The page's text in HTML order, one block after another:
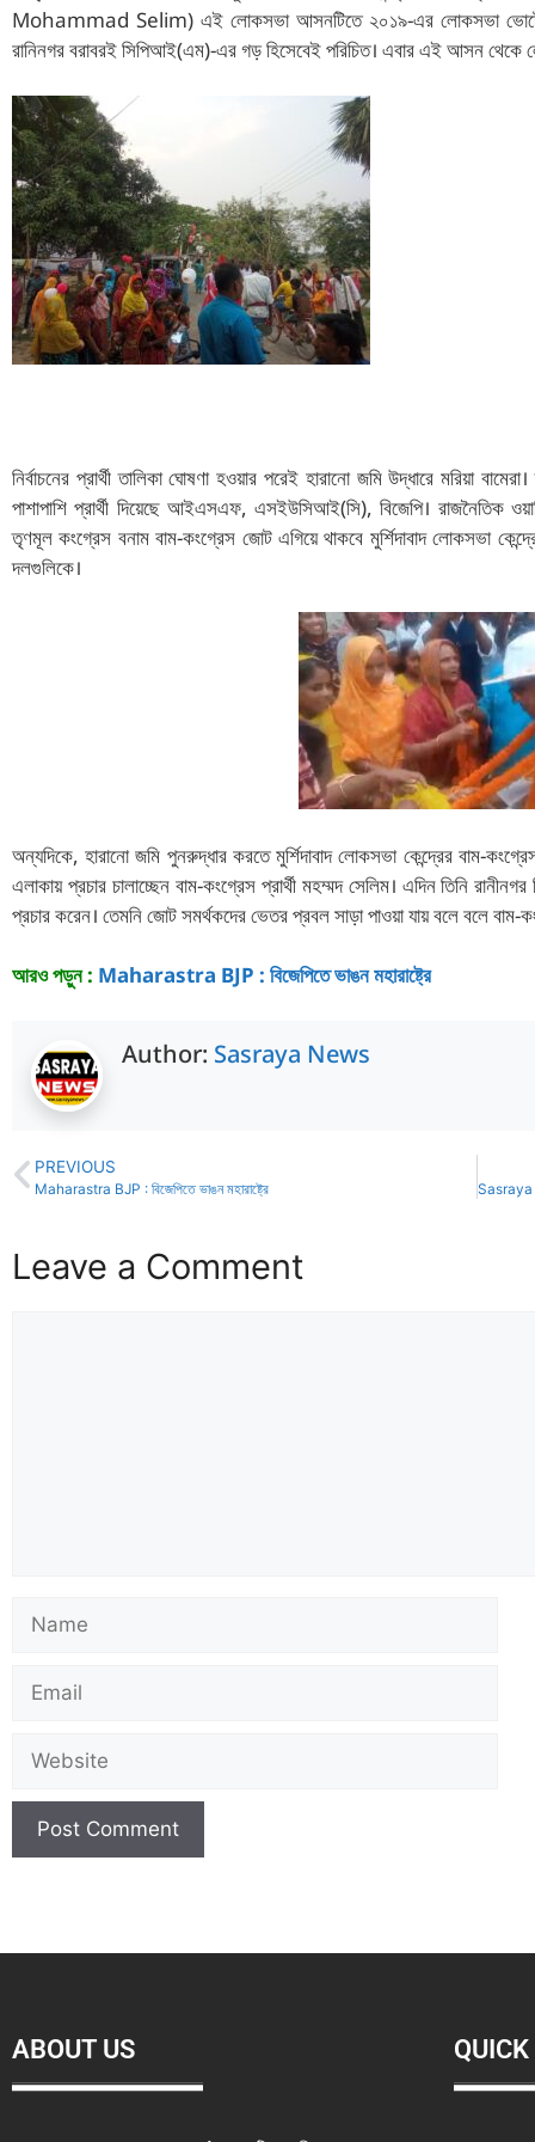
s
A
p
p
e
o
o
k
l e p g
ra
m
er e
Mohammad Selim) এই লোকসভা আসনটিতে ২০১৯-এর লোকসভা ভোটে
রানিনগর বরাবরই সিপিআই(এম)-এর গড় হিসেবেই পরিচিত। এবার এই আসন থেকে
নির্বাচনের প্রার্থী তালিকা ঘোষণা হওয়ার পরেই হারানো জমি উদ্ধারে মরিয়া
পাশাপাশি প্রার্থী দিয়েছে আইএসএফ, এসইউসিআই(সি), বিজেপি। রাজনৈতিক
তৃণমূল কংগ্রেস বনাম বাম-কংগ্রেস জোট এগিয়ে থাকবে মুর্শিদাবাদ লোকসভা
দলগুলিকে।
অন্যদিকে, হারানো জমি পুনরুদ্ধার করতে মুর্শিদাবাদ লোকসভা কেন্দ্রের বাম-
এলাকায় প্রচার চালাচ্ছেন বাম-কংগ্রেস প্রার্থী মহম্মদ সেলিম। এদিন তিনি
প্রচার করেন। তেমনি জোট সমর্থকদের ভেতর প্রবল সাড়া পাওয়া যায় বলে বলে
আরও পড়ুন : Maharastra BJP : বিজেপিতে ভাঙন মহারাষ্ট্রে
Author: Sasraya News
PREVIOUS
Maharastra BJP : বিজেপিতে ভাঙন মহারাষ্ট্রে
Leave a Comment
ABOUT US